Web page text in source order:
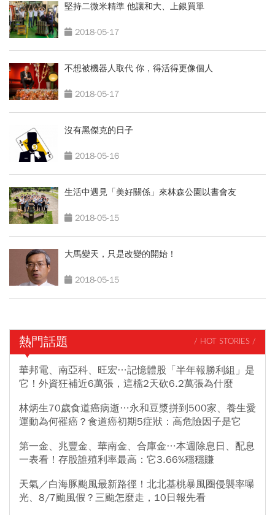
堅持二微米精準 他讓和大、上銀買單
2018-05-17
不想被機器人取代 你，得活得更像個人
2018-05-17
沒有黑傑克的日子
2018-05-16
生活中遇見「美好關係」來林森公園以書會友
2018-05-15
大馬變天，只是改變的開始！
2018-05-15
熱門話題 / HOT STORIES /
華邦電、南亞科、旺宏…記憶體股「半年報勝利組」是
它！外資狂補近6萬張，這檔2天砍6.2萬張為什麼
林炳生70歲食道癌病逝…永和豆漿拼到500家、養生愛
運動為何罹癌？食道癌初期5症狀：高危險因子是它
第一金、兆豐金、華南金、合庫金…本週除息日、配息
一表看！存股誰殖利率最高：它3.66%穩穩賺
天氣／白海豚颱風最新路徑！北北基桃暴風圈侵襲率曝
光、8/7颱風假？三颱怎麼走，10日報先看